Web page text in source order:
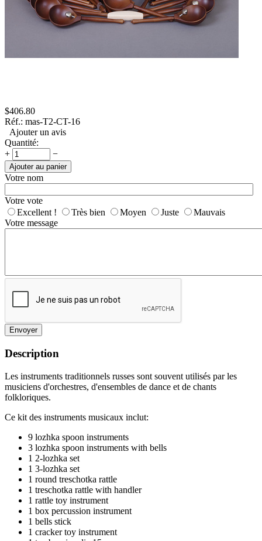
$406.80
Réf.: mas-T2-CT-16
Ajouter un avis
Quantité:
+
−
Ajouter au panier
Votre nom
Votre vote
Excellent !
Très bien Moyen Juste
Mauvais
Votre message
Envoyer
Description
Les instruments traditionnels russes sont souvent utilisés par les
musiciens d'orchestres, d'ensembles de dance et de chants
folkloriques.
Ce kit des instruments musicaux inclut:
9 lozhka spoon instruments
3 lozhka spoon instruments with bells
1 2-lozhka set
1 3-lozhka set
1 round treschotka rattle
1 treschotka rattle with handler
1 rattle toy instrument
1 box percussion instrument
1 bells stick
1 cracker toy instrument